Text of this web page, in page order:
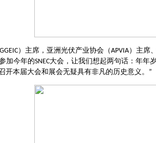
GGEIC）主席，亚洲光伏产业协会（APVIA）主席
加今年的SNEC大会，让我们想起两句话：年年
本届大会和展会无疑具有非凡的历史意义。 ”